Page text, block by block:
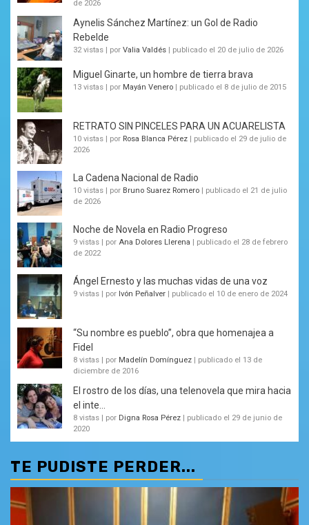
de 2026
Aynelis Sánchez Martínez: un Gol de Radio
Rebelde
32 vistas | por Valia Valdés | publicado el 20 de julio de 2026
Miguel Ginarte, un hombre de tierra brava
13 vistas | por Mayán Venero | publicado el 8 de julio de 2015
RETRATO SIN PINCELES PARA UN ACUARELISTA
10 vistas | por Rosa Blanca Pérez | publicado el 29 de julio de
2026
La Cadena Nacional de Radio
10 vistas | por Bruno Suarez Romero | publicado el 21 de julio
de 2026
Noche de Novela en Radio Progreso
9 vistas | por Ana Dolores Llerena | publicado el 28 de febrero
de 2022
Ángel Ernesto y las muchas vidas de una voz
9 vistas | por Ivón Peñalver | publicado el 10 de enero de 2024
“Su nombre es pueblo”, obra que homenajea a
Fidel
8 vistas | por Madelín Domínguez | publicado el 13 de
diciembre de 2016
El rostro de los días, una telenovela que mira hacia
el inte...
8 vistas | por Digna Rosa Pérez | publicado el 29 de junio de
2020
TE PUDISTE PERDER...